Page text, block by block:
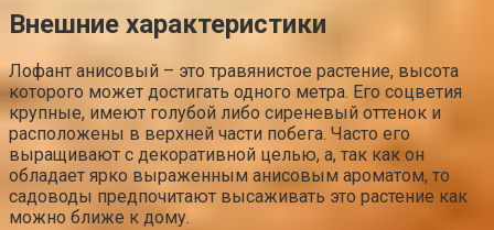
Внешние характеристики
Лофант анисовый – это травянистое растение, высота
которого может достигать одного метра. Его соцветия
крупные, имеют голубой либо сиреневый оттенок и
расположены в верхней части побега. Часто его
выращивают с декоративной целью, а, так как он
обладает ярко выраженным анисовым ароматом, то
садоводы предпочитают высаживать это растение как
можно ближе к дому.